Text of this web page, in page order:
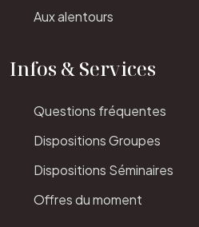
Aux alentours
Infos & Services
Questions fréquentes
Dispositions Groupes
Dispositions Séminaires
Offres du moment